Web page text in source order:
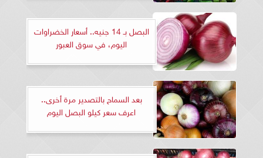
البصل بـ 14 جنيه.. أسعار الخضراوات
اليوم، في سوق العبور
بعد السماح بالتصدير مرة أخرى..
اعرف سعر كيلو البصل اليوم